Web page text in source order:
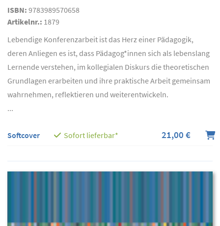
ISBN: 9783989570658
Artikelnr.: 1879
Lebendige Konferenzarbeit ist das Herz einer Pädagogik,
deren Anliegen es ist, dass Pädagog*innen sich als lebenslang
Lernende verstehen, im kollegialen Diskurs die theoretischen
Grundlagen erarbeiten und ihre praktische Arbeit gemeinsam
wahrnehmen, reflektieren und weiterentwickeln.
...
Softcover Sofort lieferbar* 21,00 €